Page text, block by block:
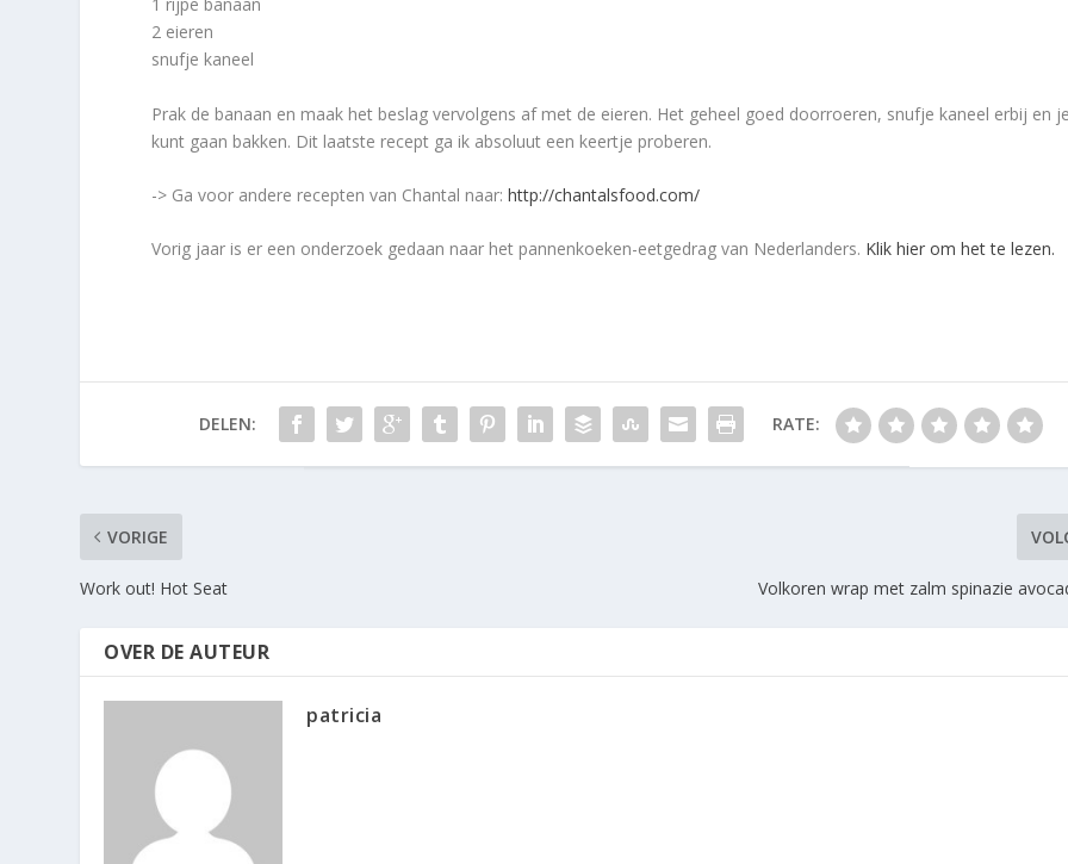
2 eieren
snufje kaneel
Prak de banaan en maak het beslag vervolgens af met de eieren. Het geheel goed doorroeren, snufje kaneel erbij en
kunt gaan bakken. Dit laatste recept ga ik absoluut een keertje proberen.
-> Ga voor andere recepten van Chantal naar:http://chantalsfood.com/
Vorig jaar is er een onderzoek gedaan naar het pannenkoeken-eetgedrag van Nederlanders. Klik hier om het te lezen.
DELEN: RATE:
VORIGE
Work out! Hot Seat Volkoren wrap met zalm spinazie
OVER DE AUTEUR
patricia